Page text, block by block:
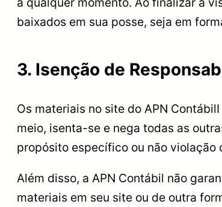
baixados em sua posse, seja em
3. Isenção de
Os materiais no site do APN
meio, isenta-se e nega todas as
propósito específico ou não
Além disso, a APN Contábil não
materiais em seu site ou de outra